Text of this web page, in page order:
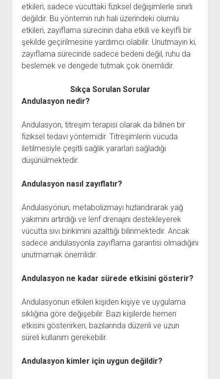
etkileri, sadece vücuttaki fiziksel değişimlerle sınırlı
değildir. Bu yöntemin ruh hali üzerindeki olumlu
etkileri, zayıflama sürecinin daha etkili ve keyifli bir
şekilde geçirilmesine yardımcı olabilir. Unutmayın ki,
zayıflama sürecinde sadece bedeni değil, ruhu da
beslemek ve dengede tutmak çok önemlidir.
Sıkça Sorulan Sorular
Andulasyon nedir?
Andulasyon, titreşim terapisi olarak da bilinen bir
fiziksel tedavi yöntemidir. Titreşimlerin vücuda
iletilmesiyle çeşitli sağlık yararları sağladığı
düşünülmektedir.
Andulasyon nasıl zayıflatır?
Andulasyonun, metabolizmayı hızlandırarak yağ
yakımını artırdığı ve lenf drenajını destekleyerek
vücutta sıvı birikimini azalttığı bilinmektedir. Ancak
sadece andulasyonla zayıflama garantisi olmadığını
unutmamak önemlidir.
Andulasyon ne kadar sürede etkisini gösterir?
Andulasyonun etkileri kişiden kişiye ve uygulama
sıklığına göre değişebilir. Bazı kişilerde hemen
etkisini gösterirken, bazılarında düzenli ve uzun
süreli kullanım gerekebilir.
Andulasyon kimler için uygun değildir?